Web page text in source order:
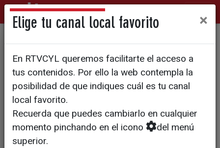
El recinto ferial ruge con el
Tire Pro Fest
Elige tu canal local favorito ×
En RTVCYL queremos facilitarte el acceso a
tus contenidos. Por ello la web contempla la
posibilidad de que indiques cuál es tu canal
local favorito.
Recuerda que puedes cambiarlo en cualquier
momento pinchando en el icono
del menú
superior.